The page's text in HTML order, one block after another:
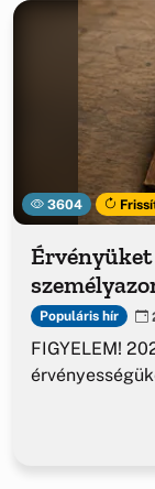
3604
Populáris hír
FIGYELEM!